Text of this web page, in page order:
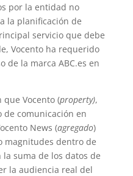
por la entidad no
la planificación de
servicio que debe
Vocento ha requerido
de la marca ABC.es en
Vocento (property),
comunicación en
News (agregado)
magnitudes dentro de
suma de los datos de
la audiencia real del